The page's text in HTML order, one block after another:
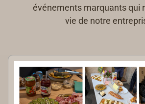
événements marquants qui
vie de notre